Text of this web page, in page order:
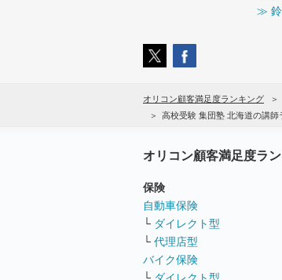
≫ 鈴
オリコン顧客満足度ランキング
高校受験 集団塾 北海道の講師
オリコン顧客満足度ラ
保険
自動車保険
└ ダイレクト型
└ 代理店型
バイク保険